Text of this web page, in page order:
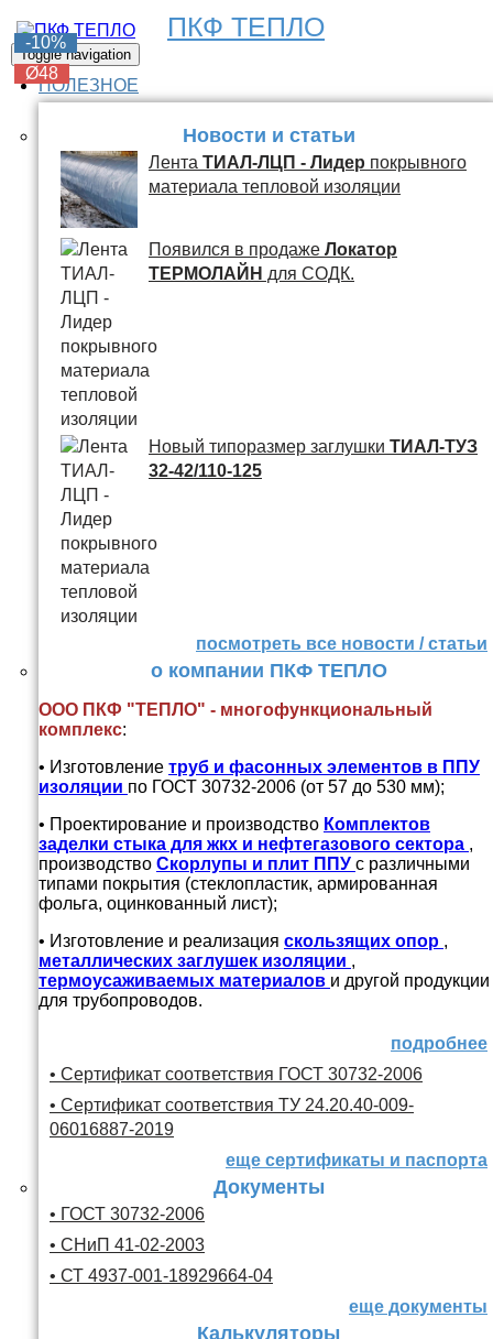
ПКФ ТЕПЛО
Toggle navigation
ПОЛЕЗНОЕ
Новости и статьи
Лента ТИАЛ-ЛЦП - Лидер покрывного
материала тепловой изоляции
Появился в продаже Локатор
ТЕРМОЛАЙН для СОДК.
Новый типоразмер заглушки ТИАЛ-ТУЗ
32-42/110-125
посмотреть все новости / статьи
о компании ПКФ ТЕПЛО
ООО ПКФ "ТЕПЛО" - многофункциональный
комплекс:
• Изготовление труб и фасонных элементов в ППУ
изоляции по ГОСТ 30732-2006 (от 57 до 530 мм);
• Проектирование и производство Комплектов
заделки стыка для жкх и нефтегазового сектора ,
производство Скорлупы и плит ППУ с различными
типами покрытия (стеклопластик, армированная
фольга, оцинкованный лист);
• Изготовление и реализация скользящих опор ,
металлических заглушек изоляции ,
термоусаживаемых материалов и другой продукции
для трубопроводов.
подробнее
• Сертификат соответствия ГОСТ 30732-2006
• Сертификат соответствия ТУ 24.20.40-009-
06016887-2019
еще сертификаты и паспорта
Документы
• ГОСТ 30732-2006
• СНиП 41-02-2003
• СТ 4937-001-18929664-04
еще документы
Калькуляторы
-6%
Ø48
-6%
Ø48
-6%
Ø48
-6%
Ø48
-10%
Ø48